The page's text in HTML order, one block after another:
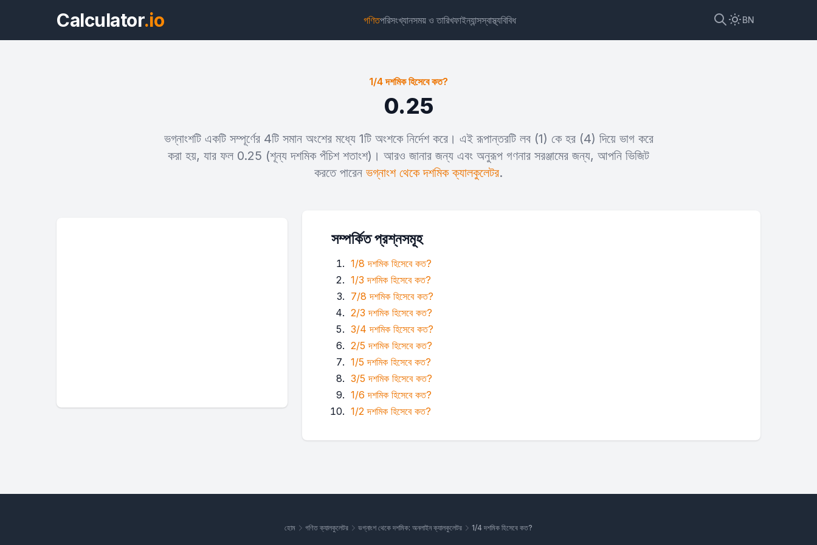
Calculator.io গণিতপরিসংখ্যানসময় ও তারিখফাইন্যান্সস্বাস্থ্যবিবিধ BN
উইজেট লিঙ্ক এইচটিএমএল
প্রিভিউ 1/4 দশমিক হিসেবে কত? উইজেট
1/4 দশমিক হিসেবে কত?
0.25
ভগ্নাংশটি একটি সম্পূর্ণের 4টি সমান অংশের মধ্যে 1টি অংশকে নির্দেশ করে। এই রূপান্তরটি লব (1) কে হর (4) দিয়ে ভাগ করে
করা হয়, যার ফল 0.25 (শূন্য দশমিক পঁচিশ শতাংশ)। আরও জানার জন্য এবং অনুরূপ গণনার সরঞ্জামের জন্য, আপনি ভিজিট
করতে পারেন ভগ্নাংশ থেকে দশমিক ক্যালকুলেটর.
সম্পর্কিত প্রশ্নসমূহ
1/8 দশমিক হিসেবে কত?
1/3 দশমিক হিসেবে কত?
7/8 দশমিক হিসেবে কত?
2/3 দশমিক হিসেবে কত?
3/4 দশমিক হিসেবে কত?
2/5 দশমিক হিসেবে কত?
1/5 দশমিক হিসেবে কত?
3/5 দশমিক হিসেবে কত?
1/6 দশমিক হিসেবে কত?
1/2 দশমিক হিসেবে কত?
হোম গণিত ক্যালকুলেটর ভগ্নাংশ থেকে দশমিক: অনলাইন ক্যালকুলেটর 1/4 দশমিক হিসেবে কত?